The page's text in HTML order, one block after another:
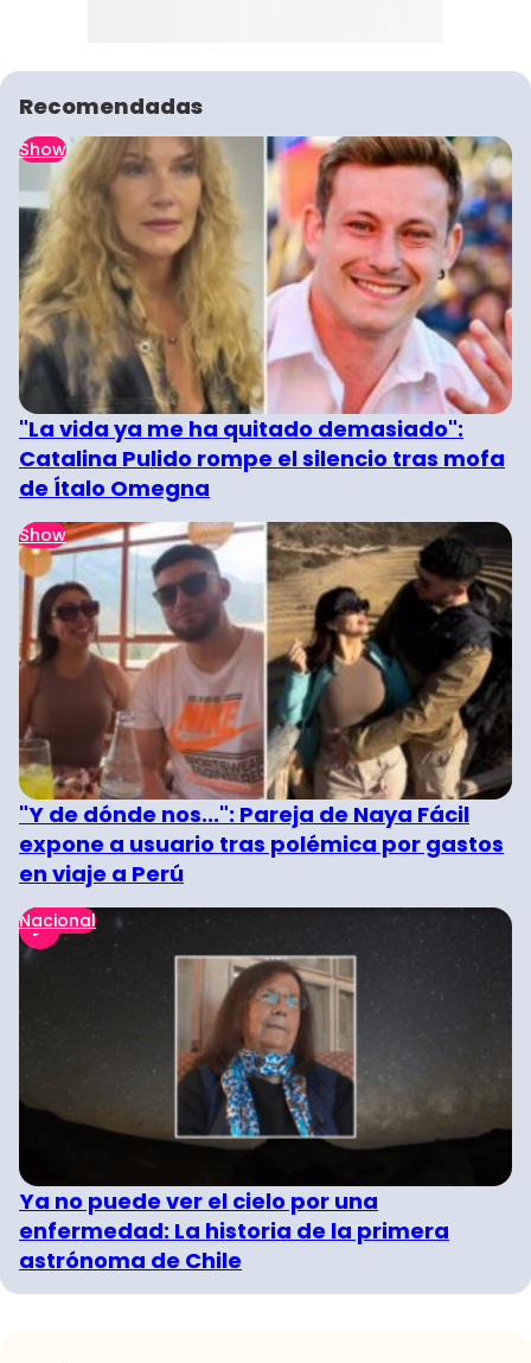
Recomendadas
Show
"La vida ya me ha quitado demasiado":
Catalina Pulido rompe el silencio tras mofa
de Ítalo Omegna
Show
"Y de dónde nos...": Pareja de Naya Fácil
expone a usuario tras polémica por gastos
en viaje a Perú
Nacional
Ya no puede ver el cielo por una
enfermedad: La historia de la primera
astrónoma de Chile